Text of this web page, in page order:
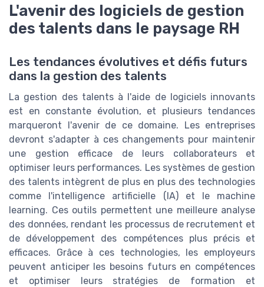
L'avenir des logiciels de gestion
des talents dans le paysage RH
Les tendances évolutives et défis futurs
dans la gestion des talents
La gestion des talents à l'aide de logiciels innovants
est en constante évolution, et plusieurs tendances
marqueront l'avenir de ce domaine. Les entreprises
devront s'adapter à ces changements pour maintenir
une gestion efficace de leurs collaborateurs et
optimiser leurs performances. Les systèmes de gestion
des talents intègrent de plus en plus des technologies
comme l'intelligence artificielle (IA) et le machine
learning. Ces outils permettent une meilleure analyse
des données, rendant les processus de recrutement et
de développement des compétences plus précis et
efficaces. Grâce à ces technologies, les employeurs
peuvent anticiper les besoins futurs en compétences
et optimiser leurs stratégies de formation et